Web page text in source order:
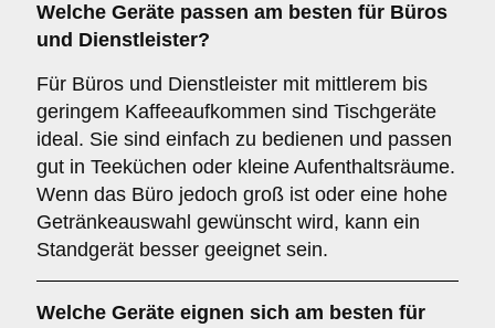
Welche Geräte passen am besten für Büros
und Dienstleister?
Für Büros und Dienstleister mit mittlerem bis
geringem Kaffeeaufkommen sind Tischgeräte
ideal. Sie sind einfach zu bedienen und passen
gut in Teeküchen oder kleine Aufenthaltsräume.
Wenn das Büro jedoch groß ist oder eine hohe
Getränkeauswahl gewünscht wird, kann ein
Standgerät besser geeignet sein.
Welche Geräte eignen sich am besten für